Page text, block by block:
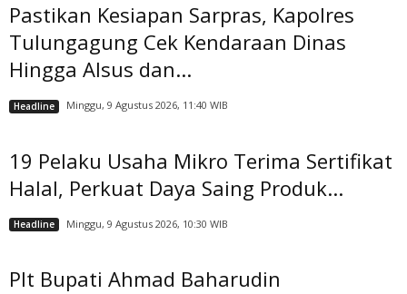
Pastikan Kesiapan Sarpras, Kapolres
Tulungagung Cek Kendaraan Dinas
Hingga Alsus dan...
Headline Minggu, 9 Agustus 2026, 11:40 WIB
19 Pelaku Usaha Mikro Terima Sertifikat
Halal, Perkuat Daya Saing Produk...
Headline Minggu, 9 Agustus 2026, 10:30 WIB
Plt Bupati Ahmad Baharudin